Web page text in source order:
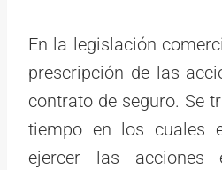
En la legislación
prescripción de las
contrato de seguro. Se
tiempo en los cuales
ejercer las